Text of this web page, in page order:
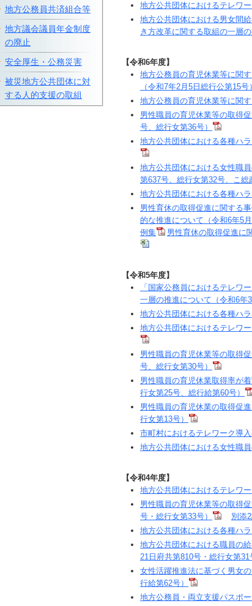
地方公共団体におけるテレワ
地方公共団体における男女間
き方改革に関する取組の一層
【令和6年度】
地方公務員の育児休業等に関
（令和7年2月5日総行公第15号）
地方公務員の育児休業等に関
男性職員の育児休業等の取得
号、総行女第36号）
地方公共団体における各種ハ
地方公共団体における女性職
第637号、総行女第32号、こ総
地方公共団体における各種ハ
男性育休の取得促進に関する
的な推進について（令和6年5
例集
男性育休の取得促進に
【令和5年度】
「国家公務員におけるテレワ
一層の推進について（令和6年3
地方公共団体における各種ハ
地方公共団体におけるテレワ
男性職員の育児休業等の取得
号、総行女第30号）
男性職員の育児休業取得率が
行女第25号、総行給第60号）
男性職員の育児休業の取得促
行女第13号）
市町村におけるテレワーク導入
地方公共団体における女性職
【令和4年度】
地方公共団体におけるテレワ
男性職員の育児休業等の取得
号・総行女第33号）
別添
地方公共団体における各種ハ
地方公共団体における職員の
21日府共第810号・総行女第31
女性活躍推進法に基づく男女
行給第62号）
地方公務員・両立支援パスポー
地方公務員共済組合等
地方議会議員年金制度
の廃止
安全厚生・公務災害
被災地方公共団体に対
する人的支援の取組